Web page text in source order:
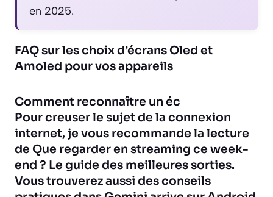
en 2025.
FAQ sur les choix d’écrans Oled et
Amoled pour vos appareils
Comment reconnaître un éc
Pour creuser le sujet de la connexion
internet, je vous recommande la lecture
de Que regarder en streaming ce week-
end ? Le guide des meilleures sorties.
Vous trouverez aussi des conseils